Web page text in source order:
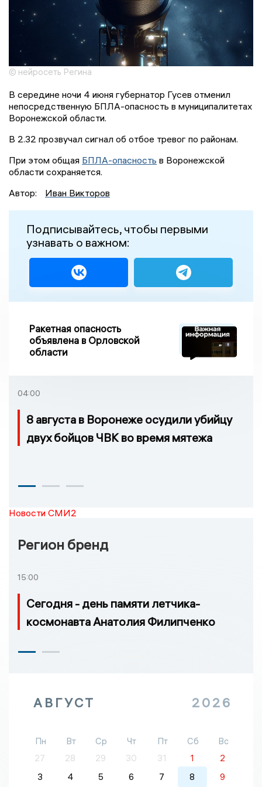
© нейросеть Регина
В середине ночи 4 июня губернатор Гусев отменил
непосредственную БПЛА-опасность в муниципалитетах
Воронежской области.
В 2.32 прозвучал сигнал об отбое тревог по районам.
При этом общая БПЛА-опасность в Воронежской
области сохраняется.
Автор:
Иван Викторов
Подписывайтесь, чтобы первыми
узнавать о важном:
Ракетная опасность
объявлена в Орловской
области
04:00
8 августа в Воронеже осудили убийцу
двух бойцов ЧВК во время мятежа
Новости СМИ2
Регион бренд
15:00
Сегодня - день памяти летчика-
космонавта Анатолия Филипченко
АВГУСТ 2026
Пн Вт Ср Чт Пт Сб
Вс
27
28 29 30 31 1
2
3
4 5 6 7 8 9